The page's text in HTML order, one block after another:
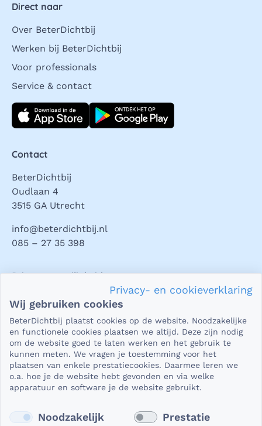
Direct naar
Over BeterDichtbij
Werken bij BeterDichtbij
Voor professionals
Service & contact
Download direct
Contact
BeterDichtbij
Oudlaan 4
3515 GA Utrecht
info@beterdichtbij.nl
085 – 27 35 398
Privacy en veiligheid
Als het gaat om je gezondheid, dan is het natuurlijk heel
kunt stellen. En dat je er zeker van bent dat wat je deelt,
niet in verkeerde handen valt. Daar kun je op rekenen bij
BeterDichtbij.
Lees verder
Privacy- en cookieverklaring
Wij gebruiken cookies
BeterDichtbij plaatst cookies op de website. Noodzakelijke
en functionele cookies plaatsen we altijd. Deze zijn nodig
om de website goed te laten werken en het gebruik te
kunnen meten. We vragen je toestemming voor het
plaatsen van enkele prestatiecookies. Daarmee leren we
o.a. hoe je de website hebt gevonden en via welke
apparatuur en software je de website gebruikt.
Noodzakelijk Prestatie